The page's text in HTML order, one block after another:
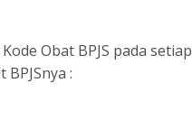
Obat BPJS pada setiap
: